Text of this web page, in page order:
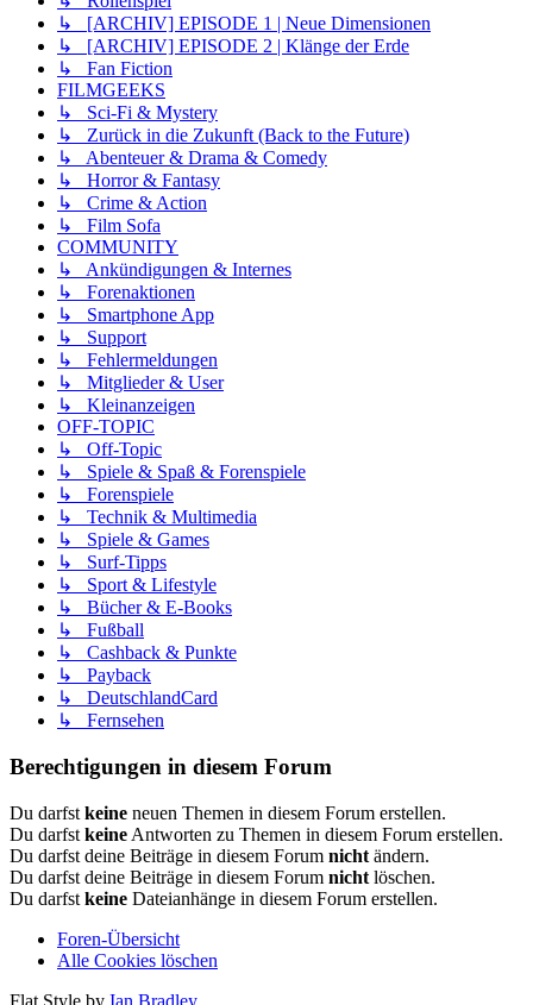
↳ [ARCHIV] EPISODE 1 | Neue Dimensionen
↳ [ARCHIV] EPISODE 2 | Klänge der Erde
↳ Fan Fiction
FILMGEEKS
↳ Sci-Fi & Mystery
↳ Zurück in die Zukunft (Back to the Future)
↳ Abenteuer & Drama & Comedy
↳ Horror & Fantasy
↳ Crime & Action
↳ Film Sofa
COMMUNITY
↳ Ankündigungen & Internes
↳ Forenaktionen
↳ Smartphone App
↳ Support
↳ Fehlermeldungen
↳ Mitglieder & User
↳ Kleinanzeigen
OFF-TOPIC
↳ Off-Topic
↳ Spiele & Spaß & Forenspiele
↳ Forenspiele
↳ Technik & Multimedia
↳ Spiele & Games
↳ Surf-Tipps
↳ Sport & Lifestyle
↳ Bücher & E-Books
↳ Fußball
↳ Cashback & Punkte
↳ Payback
↳ DeutschlandCard
↳ Fernsehen
Berechtigungen in diesem Forum
Du darfst keine neuen Themen in diesem Forum erstellen.
Du darfst keine Antworten zu Themen in diesem Forum erstellen.
Du darfst deine Beiträge in diesem Forum nicht ändern.
Du darfst deine Beiträge in diesem Forum nicht löschen.
Du darfst keine Dateianhänge in diesem Forum erstellen.
Foren-Übersicht
Alle Cookies löschen
Flat Style by Ian Bradley